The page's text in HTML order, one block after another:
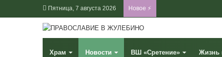
Пятница, 7 августа 2026 Новое ⚡
Храм Новости ВШ «Сретение» Жизнь